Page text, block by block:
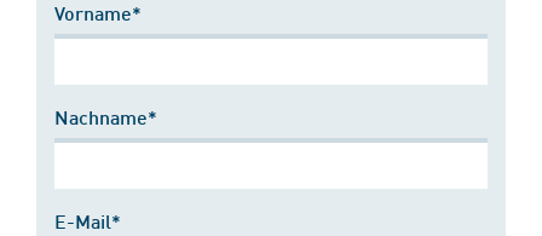
Vorname*
Nachname*
E-Mail*